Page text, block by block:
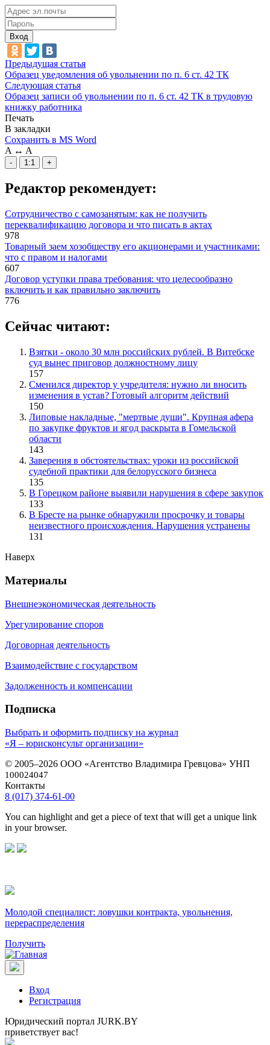
Вход
Предыдущая статья
Образец уведомления об увольнении по п. 6 ст. 42 ТК
Следующая статья
Образец записи об увольнении по п. 6 ст. 42 ТК в трудовую
книжку работника
Печать
В закладки
Сохранить в MS Word
A ↔ A
- 1:1 +
Редактор рекомендует:
Сотрудничество с самозанятым: как не получить
переквалификацию договора и что писать в актах
978
Товарный заем хозобществу его акционерами и участниками:
что с правом и налогами
607
Договор уступки права требования: что целесообразно
включить и как правильно заключить
776
Сейчас читают:
Взятки - около 30 млн российских рублей. В Витебске
суд вынес приговор должностному лицу
157
Сменился директор у учредителя: нужно ли вносить
изменения в устав? Готовый алгоритм действий
150
Липовые накладные, "мертвые души". Крупная афера
по закупке фруктов и ягод раскрыта в Гомельской
области
143
Заверения в обстоятельствах: уроки из российской
судебной практики для белорусского бизнеса
135
В Горецком районе выявили нарушения в сфере закупок
133
В Бресте на рынке обнаружили просрочку и товары
неизвестного происхождения. Нарушения устранены
131
Наверх
Материалы
Внешнеэкономическая деятельность
Урегулирование споров
Договорная деятельность
Взаимодействие с государством
Задолженность и компенсации
Подписка
Выбрать и оформить подписку на журнал
«Я – юрисконсульт организации»
© 2005–2026 ООО «Агентство Владимира Гревцова» УНП
100024047
Контакты
8 (017) 374-61-00
You can highlight and get a piece of text that will get a unique link
in your browser.
Молодой специалист: ловушки контракта, увольнения,
перераспределения
Получить
Вход
Регистрация
Юридический портал JURK.BY
приветствует вас!